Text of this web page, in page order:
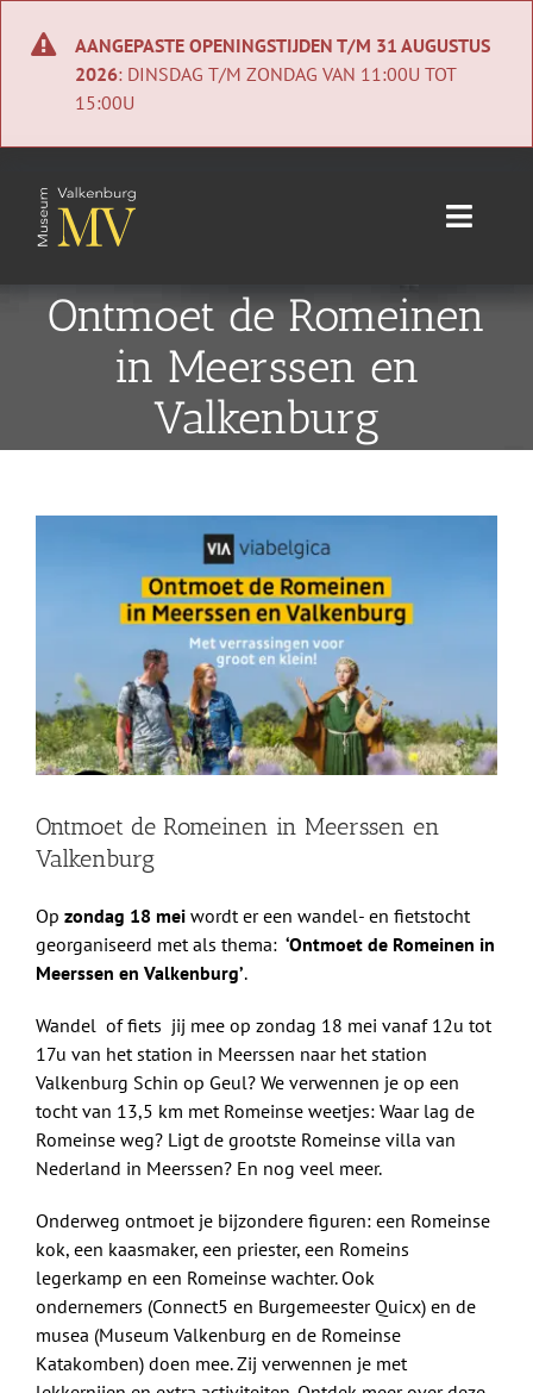
naar
AANGEPASTE OPENINGSTIJDEN T/M 31 AUGUSTUS
2026: DINSDAG T/M ZONDAG VAN 11:00U TOT
15:00U
Toggle
Home
Over Ons
BEZOEK
Ontmoet de Romeinen
in Meerssen en
Valkenburg
Ontmoet de Romeinen in Meerssen en
Valkenburg
Op zondag 18 mei wordt er een wandel- en fietstocht
georganiseerd met als thema: ‘Ontmoet de Romeinen in
Meerssen en Valkenburg’.
Wandel of fiets jij mee op zondag 18 mei vanaf 12u tot
17u van het station in Meerssen naar het station
Valkenburg Schin op Geul? We verwennen je op een
tocht van 13,5 km met Romeinse weetjes: Waar lag de
Romeinse weg? Ligt de grootste Romeinse villa van
Nederland in Meerssen? En nog veel meer.
Onderweg ontmoet je bijzondere figuren: een Romeinse
kok, een kaasmaker, een priester, een Romeins
legerkamp en een Romeinse wachter. Ook
ondernemers (Connect5 en Burgemeester Quicx) en de
musea (Museum Valkenburg en de Romeinse
Katakomben) doen mee. Zij verwennen je met